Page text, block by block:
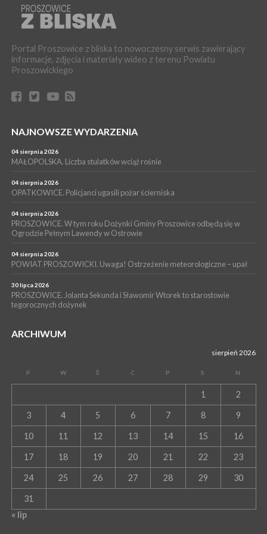
WYDARZENIA
16 lipca 2026
Pałecznicy będą obsługiwani w Proszowicach
WYDARZENIA
PROSZOWICE. W parku Warsztaty Edukacyjno-Przyrodnicze
NOC CIEM
15 lipca 2026
Czwartki w Bibliotece”
14 lipca 2026
PROSZOWICE. 26 lipca odbędzie się XII Marsz Rzeczpospolitej
WYDARZENIA
13 lipca 2026
Szpitalu im. Ojca Rafała z Proszowic już działa
Portal Proszowice z bliska to nowoczesny serwis zawierający
informacje, zdjęcia i materiały wideo z terenu Powiatu
Proszowickiego
NAJNOWSZE WYDARZENIA
04 sierpnia 2026
MAŁOPOLSKA. Liczba stulatków wciąż rośnie
04 sierpnia 2026
OPATKOWICE. Policjanci ugasili pożar ścierniska
04 sierpnia 2026
PROSZOWICE. W tym roku Dożynki Gminy Proszowice odbędą się w
Ogrodzie Pełnym Lawendy w Ostrowie
04 sierpnia 2026
POWIAT PROSZOWICKI. Uwaga! Ostrzeżenie meteorologiczne – upał
30 lipca 2026
PROSZOWICE. Jolanta Sekunda i Sławomir Wtorek to starostowie
tegorocznych dożynek
ARCHIWUM
sierpień 2026
P W Ś C P S N
1 2
3 4 5 6 7 8 9
10 11 12 13 14 15 16
17 18 19 20 21 22 23
24 25 26 27 28 29 30
31
« lip